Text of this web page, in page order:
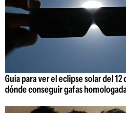
Guía para ver el eclipse solar del 12
dónde conseguir gafas